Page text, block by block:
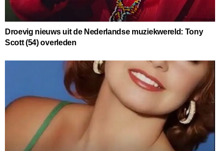
Droevig nieuws uit de Nederlandse muziekwereld: Tony
Scott (54) overleden